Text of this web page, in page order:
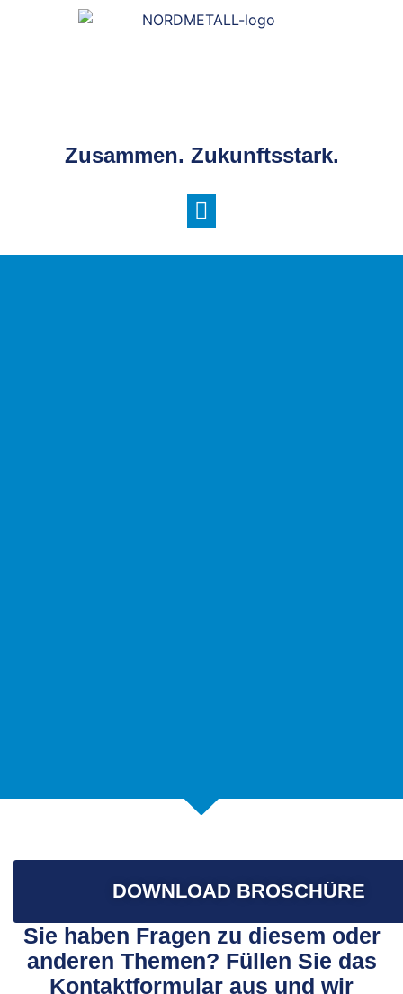
Zusammen. Zukunftsstark.
DOWNLOAD BROSCHÜRE
Sie haben Fragen zu diesem oder
anderen Themen? Füllen Sie das
Kontaktformular aus und wir